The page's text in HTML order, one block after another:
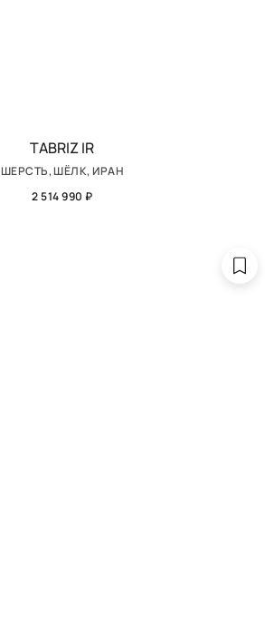
TABRIZ IR
ШЕРСТЬ, ШЁЛК, ИРАН
2 514 990 ₽